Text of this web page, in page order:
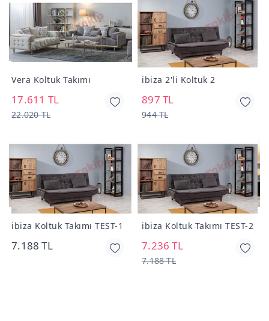
Vera Koltuk Takımı
17.611 TL
22.020 TL
ibiza 2'li Koltuk 2
897 TL
944 TL
ibiza Koltuk Takımı TEST-1
7.188 TL
ibiza Koltuk Takımı TEST-2
7.236 TL
7.188 TL